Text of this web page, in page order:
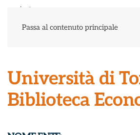
Passa al contenuto principale
Università di
Biblioteca